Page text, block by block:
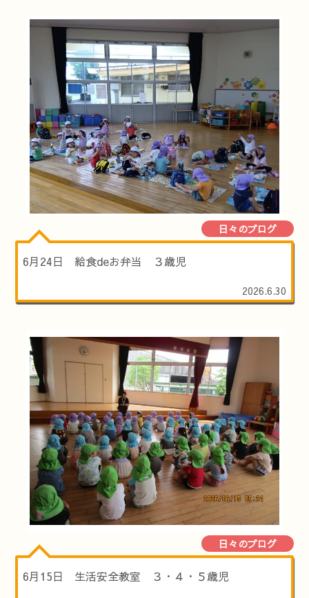
日々のブログ
6月24日 給食deお弁当 ３歳児
2026.6.30
日々のブログ
6月15日 生活安全教室 ３・４・５歳児